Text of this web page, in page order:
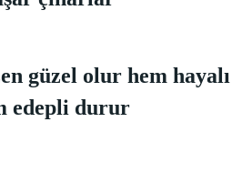
güzel olur hem hayalı
edepli durur